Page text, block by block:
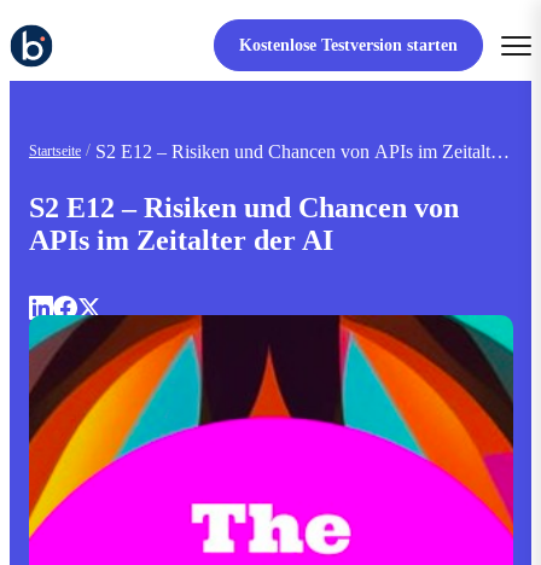
Kostenlose Testversion starten
Startseite
S2 E12 – Risiken und Chancen von APIs im Zeitalter
S2 E12 – Risiken und Chancen von
APIs im Zeitalter der AI